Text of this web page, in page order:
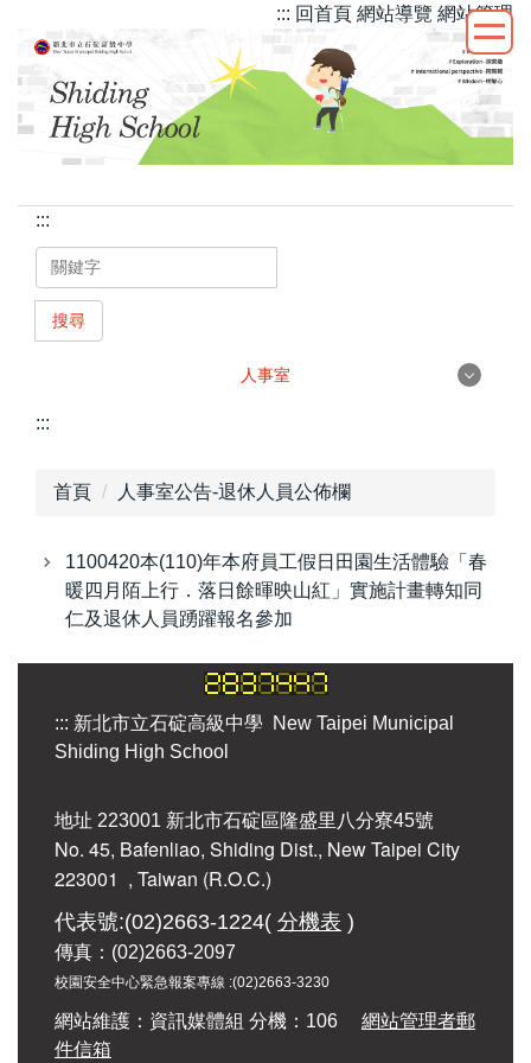
主
內
::: 回首頁 網站導覽 網站管理
:::
搜尋
人事室
行政團隊
重要法規
退休人員公佈欄
:::
首頁 人事室公告-退休人員公佈欄
1100420本(110)年本府員工假日田園生活體驗「春
暖四月陌上行．落日餘暉映山紅」實施計畫轉知同
仁及退休人員踴躍報名參加
::: 新北市立石碇高級中學 New Taipei Municipal
Shiding High School
地址 223001 新北市石碇區隆盛里八分寮45號
No. 45, Bafenliao, Shiding Dist., New Taipei City
223001 , Taiwan (R.O.C.)
代表號:(02)2663-1224( 分機表 )
傳真：(02)2663-2097
校園安全中心緊急報案專線 :(02)2663-3230
網站維護：資訊媒體組 分機：106 網站管理者郵
件信箱